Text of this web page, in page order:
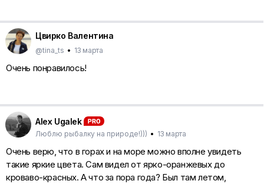
Цвирко Валентина
@tina_ts • 13 марта
Очень понравилось!
Alex Ugalek
Люблю рыбалку на природе!))) • 13 марта
Очень верю, что в горах и на море можно вполне увидеть
такие яркие цвета. Сам видел от ярко-оранжевых до
кроваво-красных. А что за пора года? Был там летом,